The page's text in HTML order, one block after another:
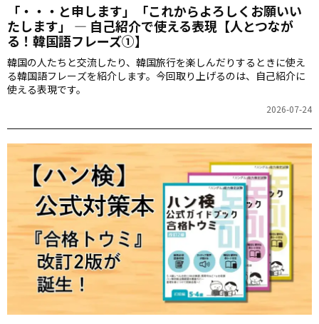
「・・・と申します」「これからよろしくお願いい
たします」 ― 自己紹介で使える表現【人とつなが
る！韓国語フレーズ①】
韓国の人たちと交流したり、韓国旅行を楽しんだりするときに使え
る韓国語フレーズを紹介します。今回取り上げるのは、自己紹介に
使える表現です。
2026-07-24